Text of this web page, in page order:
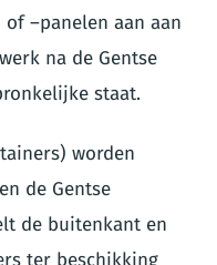
–panelen aan aan
na de Gentse
staat.
worden
de Gentse
de buitenkant en
ter beschikking